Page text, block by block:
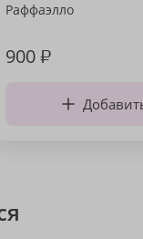
Раффаэлло
900₽